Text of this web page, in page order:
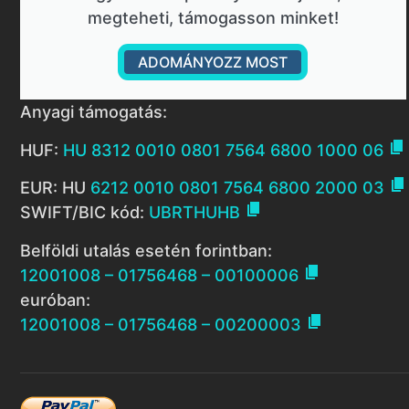
megteheti, támogasson minket!
ADOMÁNYOZZ MOST
Anyagi támogatás:
HUF: HU 8312 0010 0801 7564 6800 1000 06 
EUR: HU 6212 0010 0801 7564 6800 2000 03 
SWIFT/BIC kód: UBRTHUHB 
Belföldi utalás esetén forintban:
12001008 – 01756468 – 00100006 
euróban:
12001008 – 01756468 – 00200003 